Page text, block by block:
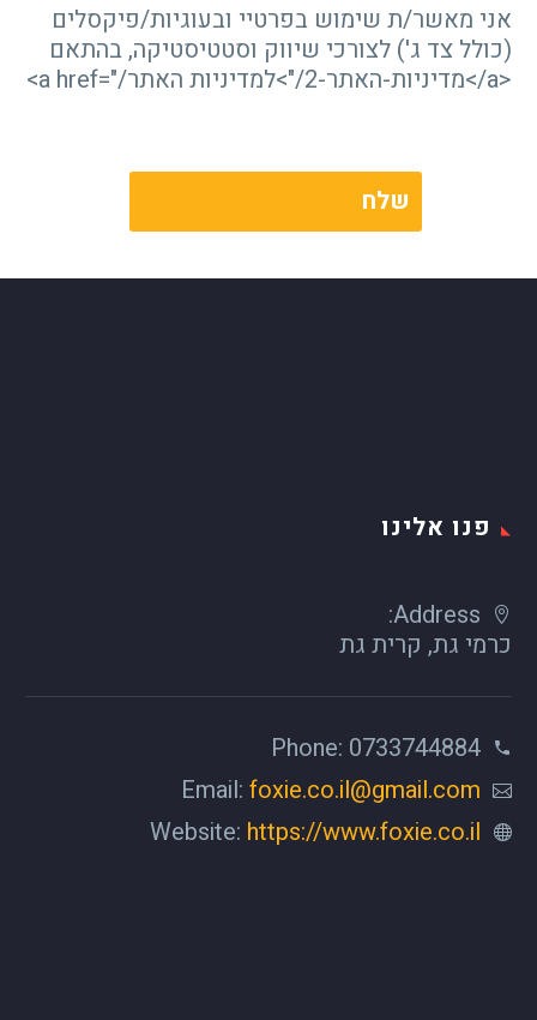
אני מאשר/ת שימוש בפרטיי ובעוגיות/פיקסלים
(כולל צד ג') לצורכי שיווק וסטטיסטיקה, בהתאם
<a href="/מדיניות-האתר-2/">למדיניות האתר</a>
פנו אלינו
Address:
כרמי גת, קרית גת
Phone: 0733744884
Email: foxie.co.il@gmail.com
Website: https://www.foxie.co.il